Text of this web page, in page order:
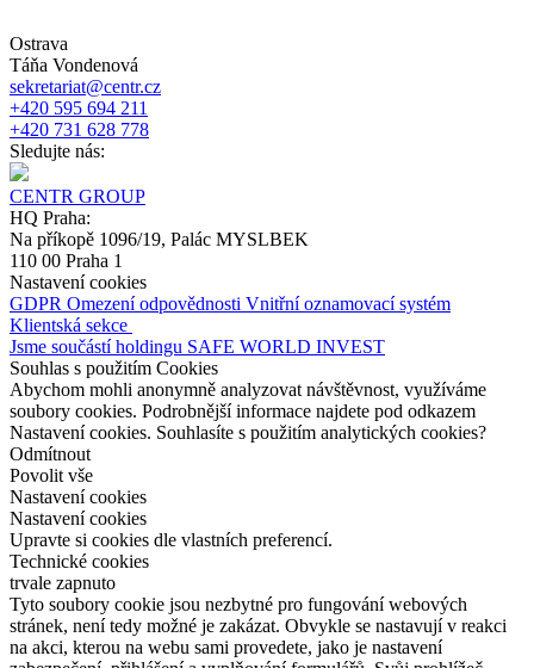
Ostrava
Táňa Vondenová
sekretariat@centr.cz
+420 595 694 211
+420 731 628 778
Sledujte nás:
CENTR GROUP
HQ Praha:
Na příkopě 1096/19, Palác MYSLBEK
110 00 Praha 1
Nastavení cookies
GDPR Omezení odpovědnosti Vnitřní oznamovací systém
Klientská sekce
Jsme součástí holdingu SAFE WORLD INVEST
Souhlas s použitím Cookies
Abychom mohli anonymně analyzovat návštěvnost, využíváme
soubory cookies. Podrobnější informace najdete pod odkazem
Nastavení cookies. Souhlasíte s použitím analytických cookies?
Odmítnout
Povolit vše
Nastavení cookies
Nastavení cookies
Upravte si cookies dle vlastních preferencí.
Technické cookies
trvale zapnuto
Tyto soubory cookie jsou nezbytné pro fungování webových
stránek, není tedy možné je zakázat. Obvykle se nastavují v reakci
na akci, kterou na webu sami provedete, jako je nastavení